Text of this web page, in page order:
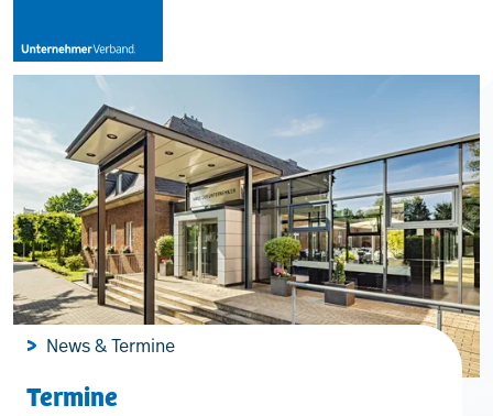
Leistungen
Mitglieder
[uv]campus | Seminare
News & Termine
Termine